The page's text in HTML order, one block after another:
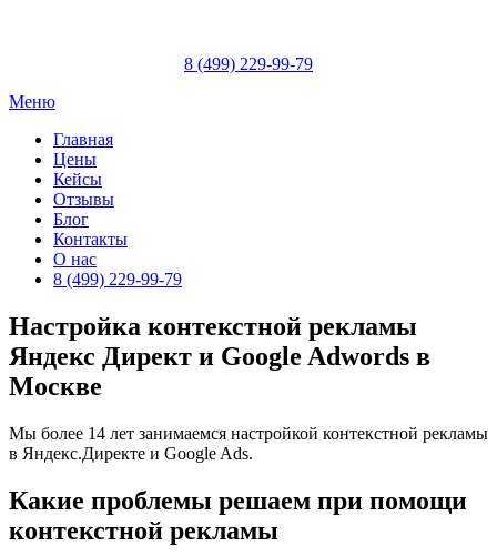
8 (499) 229-99-79
Меню
Главная
Цены
Кейсы
Отзывы
Блог
Контакты
О нас
8 (499) 229-99-79
Настройка контекстной рекламы
Яндекс Директ и Google Adwords в
Москве
Мы более 14 лет занимаемся настройкой контекстной рекламы
в Яндекс.Директе и Google Ads.
Какие проблемы решаем при помощи
контекстной рекламы